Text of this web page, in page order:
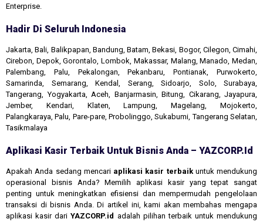
Enterprise.
Hadir Di Seluruh Indonesia
Jakarta, Bali, Balikpapan, Bandung, Batam, Bekasi, Bogor, Cilegon, Cimahi,
Cirebon, Depok, Gorontalo, Lombok, Makassar, Malang, Manado, Medan,
Palembang, Palu, Pekalongan, Pekanbaru, Pontianak, Purwokerto,
Samarinda, Semarang, Kendal, Serang, Sidoarjo, Solo, Surabaya,
Tangerang, Yogyakarta, Aceh, Banjarmasin, Bitung, Cikarang, Jayapura,
Jember, Kendari, Klaten, Lampung, Magelang, Mojokerto,
Palangkaraya, Palu, Pare-pare, Probolinggo, Sukabumi, Tangerang Selatan,
Tasikmalaya
Aplikasi Kasir Terbaik Untuk Bisnis Anda – YAZCORP.id
Apakah Anda sedang mencari aplikasi kasir terbaikuntuk mendukung
operasional bisnis Anda? Memilih aplikasi kasir yang tepat sangat
penting untuk meningkatkan efisiensi dan mempermudah pengelolaan
transaksi di bisnis Anda. Di artikel ini, kami akan membahas mengapa
aplikasi kasir dariYAZCORP.id adalah pilihan terbaik untuk mendukung